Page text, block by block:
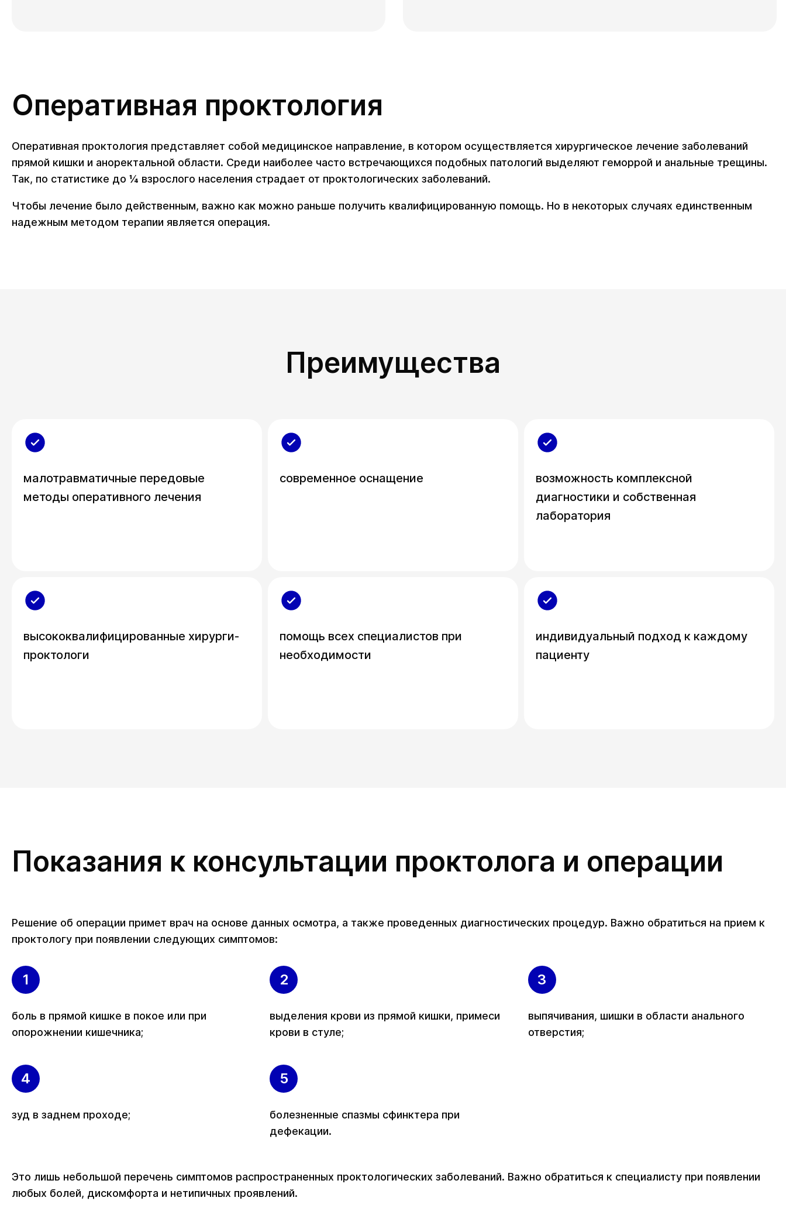
Оперативная проктология
Оперативная проктология представляет собой медицинское направление, в котором осуществляется хирургическое лечение заболеваний
прямой кишки и аноректальной области. Среди наиболее часто встречающихся подобных патологий выделяют геморрой и анальные трещины.
Так, по статистике до ¼ взрослого населения страдает от проктологических заболеваний.
Чтобы лечение было действенным, важно как можно раньше получить квалифицированную помощь. Но в некоторых случаях единственным
надежным методом терапии является операция.
Преимущества
малотравматичные передовые
методы оперативного лечения
современное оснащение
возможность комплексной
диагностики и собственная
лаборатория
высококвалифицированные хирурги-
проктологи
помощь всех специалистов при
необходимости
индивидуальный подход к каждому
пациенту
Показания к консультации проктолога и операции
Решение об операции примет врач на основе данных осмотра, а также проведенных диагностических процедур. Важно обратиться на прием к
проктологу при появлении следующих симптомов:
боль в прямой кишке в покое или при
опорожнении кишечника;
выделения крови из прямой кишки, примеси
крови в стуле;
выпячивания, шишки в области анального
отверстия;
зуд в заднем проходе;
болезненные спазмы сфинктера при
дефекации.
Это лишь небольшой перечень симптомов распространенных проктологических заболеваний. Важно обратиться к специалисту при появлении
любых болей, дискомфорта и нетипичных проявлений.